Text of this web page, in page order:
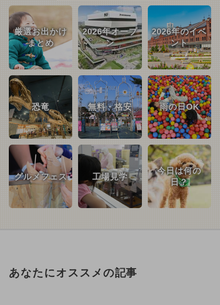
厳選お出かけ
まとめ
2026年オープ
ン
2026年のイベ
ント
恐竜 無料・格安 雨の日OK
グルメフェス 工場見学
今日は何の
日？
あなたにオススメの記事